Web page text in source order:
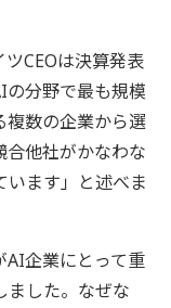
CEOは決算発表
の分野で最も規模
複数の企業から選
合他社がかなわな
います」と述べま
AI企業にとって重
ました。なぜな